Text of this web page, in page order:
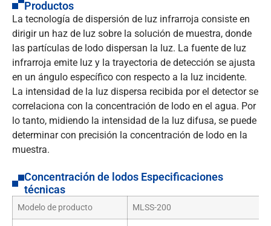
Productos
La tecnología de dispersión de luz infrarroja consiste en
dirigir un haz de luz sobre la solución de muestra, donde
las partículas de lodo dispersan la luz. La fuente de luz
infrarroja emite luz y la trayectoria de detección se ajusta
en un ángulo específico con respecto a la luz incidente.
La intensidad de la luz dispersa recibida por el detector se
correlaciona con la concentración de lodo en el agua. Por
lo tanto, midiendo la intensidad de la luz difusa, se puede
determinar con precisión la concentración de lodo en la
muestra.
Concentración de lodos Especificaciones
técnicas
Modelo de producto MLSS-200